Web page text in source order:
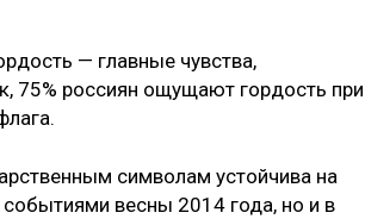
— главные чувства,
75% россиян ощущают гордость при
символам устойчива на
событиями весны 2014 года, но и в